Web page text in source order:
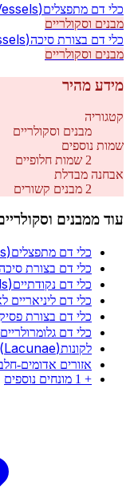
כלי דם מתפצלים)
מבנים וסקולריים
כלי דם בצורת סיכה)
מבנים וסקולריים
מידע מהיר
קטגוריה
מבנים וסקולריים
שמות נוספים
2 שמות חלופיים
אבחנה מבדלת
2 מבנים קשורים
עוד ממבנים
כלי דם מתפצלים)
כלי דם בצורת
כלי דם נקודתיים)
כלי דם ליניאריים
כלי דם בצורת פסיק
כלי דם גלומרולריים
לקונות (Lacunae)
אזורים אדומים-
+
1 מונחים נוספים